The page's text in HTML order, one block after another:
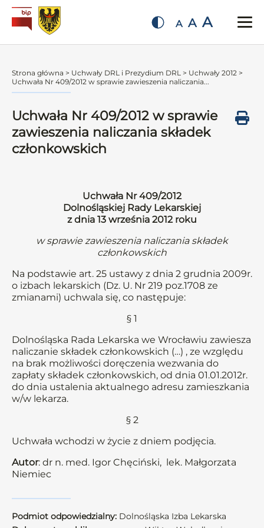
A A A
Strona główna > Uchwały DRL i Prezydium DRL > Uchwały 2012 >
Uchwała Nr 409/2012 w sprawie zawieszenia naliczania...
Uchwała Nr 409/2012 w sprawie
zawieszenia naliczania składek
członkowskich
Uchwała Nr 409/2012
Dolnośląskiej Rady Lekarskiej
z dnia 13 września 2012 roku
w sprawie zawieszenia naliczania składek
członkowskich
Na podstawie art. 25 ustawy z dnia 2 grudnia 2009r.
o izbach lekarskich (Dz. U. Nr 219 poz.1708 ze
zmianami) uchwala się, co następuje:
§ 1
Dolnośląska Rada Lekarska we Wrocławiu zawiesza
naliczanie składek członkowskich (…) , ze względu
na brak możliwości doręczenia wezwania do
zapłaty składek członkowskich, od dnia 01.01.2012r.
do dnia ustalenia aktualnego adresu zamieszkania
w/w lekarza.
§ 2
Uchwała wchodzi w życie z dniem podjęcia.
Autor: dr n. med. Igor Chęciński, lek. Małgorzata
Niemiec
Podmiot odpowiedzialny: Dolnośląska Izba Lekarska